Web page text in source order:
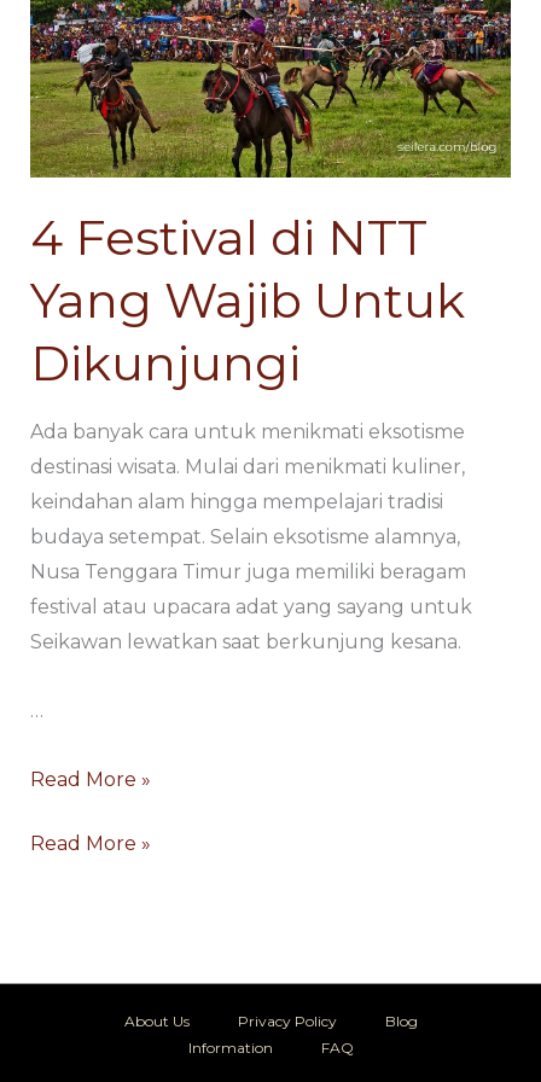
4 Festival di NTT
Yang Wajib Untuk
Dikunjungi
Ada banyak cara untuk menikmati eksotisme
destinasi wisata. Mulai dari menikmati kuliner,
keindahan alam hingga mempelajari tradisi
budaya setempat. Selain eksotisme alamnya,
Nusa Tenggara Timur juga memiliki beragam
festival atau upacara adat yang sayang untuk
Seikawan lewatkan saat berkunjung kesana.
…
di
NTT
Yang
Wajib
Untuk
Read More »
di
NTT
Yang
Wajib
Untuk
Read More »
About Us Privacy Policy
Blog
Information
FAQ